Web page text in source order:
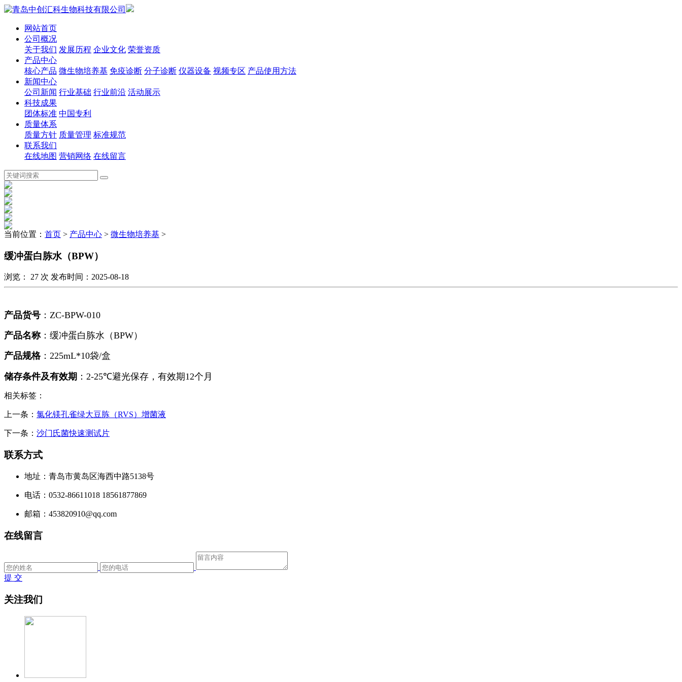
网站首页
公司概况
关于我们 发展历程 企业文化 荣誉资质
产品中心
核心产品 微生物培养基 免疫诊断 分子诊断 仪器设备 视频专区 产品使用方法
新闻中心
公司新闻 行业基础 行业前沿 活动展示
科技成果
团体标准 中国专利
质量体系
质量方针 质量管理 标准规范
联系我们
在线地图 营销网络 在线留言
当前位置： 首页 > 产品中心 > 微生物培养基 >
缓冲蛋白胨水（BPW）
浏览： 27 次 发布时间：2025-08-18
产品货号 ： ZC-BPW-010
产品名称：缓冲蛋白胨水（BPW）
产品规格： 225mL*10袋/盒
储存条件及有效期 ： 2-25℃避光保存，有效期12个月
相关标签：
上一条： 氯化镁孔雀绿大豆胨（RVS）增菌液
下一条： 沙门氏菌快速测试片
联系方式
地址：青岛市黄岛区海西中路5138号
电话：0532-86611018 18561877869
邮箱：453820910@qq.com
在线留言
提 交
关注我们